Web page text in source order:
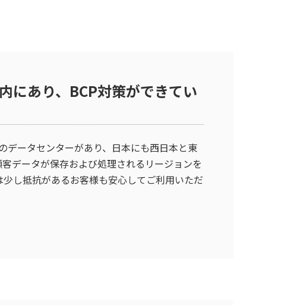
にあり、BCP対策ができてい
ータセンターがあり、日本にも西日本と東
データが保存および処理されるリージョンを
し抵抗があるお客様も安心してご利用いただ